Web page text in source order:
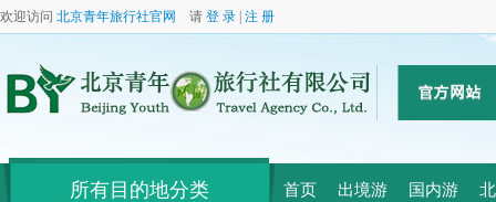
欢迎访问 北京青年旅行社官网 请 登 录 注 册
所有目的地分类 首页 出境游 国内游